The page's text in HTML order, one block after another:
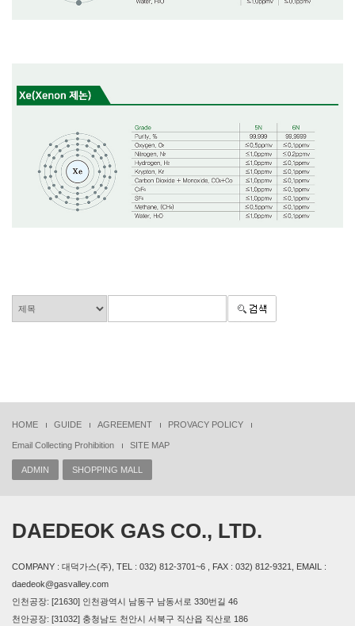
HOME GUIDE AGREEMENT PROVACY POLICY
Email Collecting Prohibition SITE MAP
ADMIN SHOPPING MALL
DAEDEOK GAS CO., LTD.
COMPANY : 대덕가스(주), TEL : 032) 812-3701~6 , FAX : 032) 812-9321, EMAIL :
daedeok@gasvalley.com
인천공장: [21630] 인천광역시 남동구 남동서로 330번길 46
천안공장: [31032] 충청남도 천안시 서북구 직산읍 직산로 186